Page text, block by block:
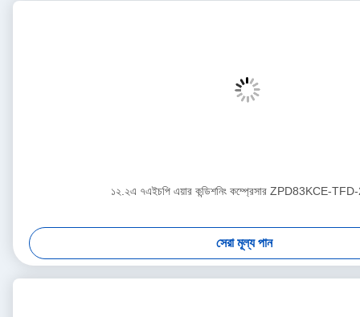
১২.২এ ৭এইচপি এয়ার কন্ডিশনিং কম্প্রেসার ZPD83KCE-
সেরা মূল্য পান